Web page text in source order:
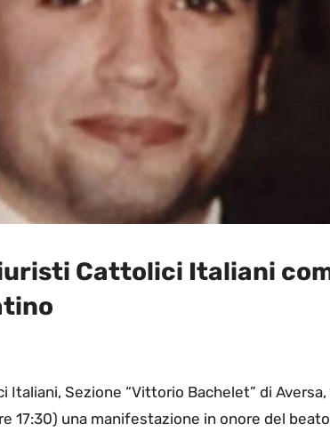
Cattolici Italiani
Italiani, Sezione “Vittorio Bachelet” di
17:30) una manifestazione in onore del